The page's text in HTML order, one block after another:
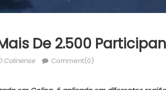
De 2.500
Colinense Comment(0)